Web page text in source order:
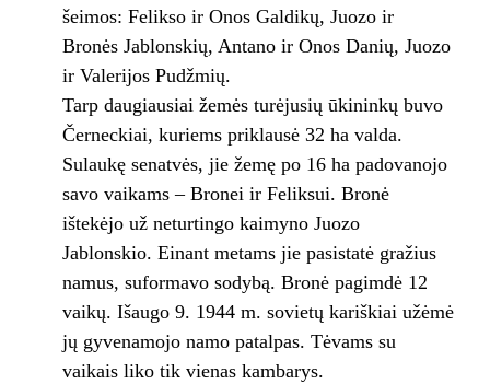
šeimos: Felikso ir Onos Galdikų, Juozo ir
Bronės Jablonskių, Antano ir Onos Danių, Juozo
ir Valerijos Pudžmių.
Tarp daugiausiai žemės turėjusių ūkininkų buvo
Černeckiai, kuriems priklausė 32 ha valda.
Sulaukę senatvės, jie žemę po 16 ha padovanojo
savo vaikams – Bronei ir Feliksui. Bronė
ištekėjo už neturtingo kaimyno Juozo
Jablonskio. Einant metams jie pasistatė gražius
namus, suformavo sodybą. Bronė pagimdė 12
vaikų. Išaugo 9. 1944 m. sovietų kariškiai užėmė
jų gyvenamojo namo patalpas. Tėvams su
vaikais liko tik vienas kambarys.